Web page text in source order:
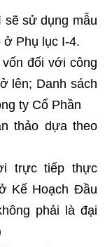
sử dụng mẫu
ở Phụ lục I-4.
đối với công
lên; Danh sách
ty Cổ Phần
thảo dựa theo
trực tiếp thực
Kế Hoạch Đầu
phải là đại